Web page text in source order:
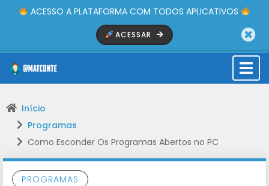
ACESSO A PLATAFORMA COM TODOS APLICATIVOS
ACESSAR
Início
Programas
Como Esconder Os Programas Abertos no PC
PROGRAMAS